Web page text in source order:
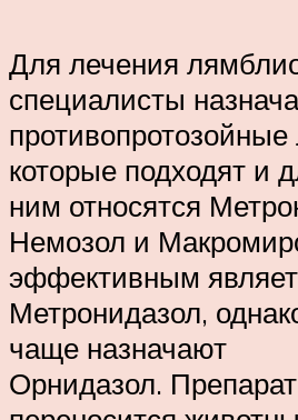
Для лечения
специалисты
противопротозойные
которые подходят и
ним относятся
Немозол и
эффективным
Метронидазол,
чаще назначают
Орнидазол.